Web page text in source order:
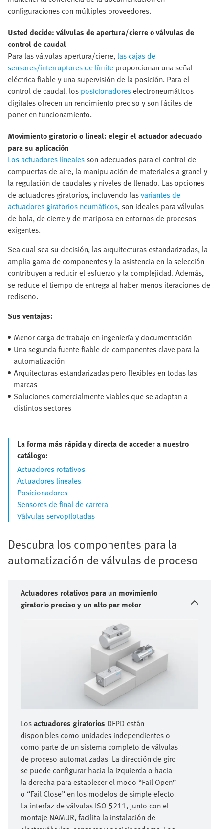
configuraciones con múltiples proveedores.
Usted decide: válvulas de apertura/cierre o válvulas de
control de caudal
Para las válvulas apertura/cierre, las cajas de
sensores/interruptores de límite proporcionan una señal
eléctrica fiable y una supervisión de la posición. Para el
control de caudal, los posicionadoreselectroneumáticos
digitales ofrecen un rendimiento preciso y son fáciles de
poner en funcionamiento.
Movimiento giratorio o lineal: elegir el actuador adecuado
para su aplicación
Los actuadores lineales son adecuados para el control de
compuertas de aire, la manipulación de materiales a granel y
la regulación de caudales y niveles de llenado. Las opciones
de actuadores giratorios, incluyendo lasvariantes de
actuadores giratorios neumáticos, son ideales para válvulas
de bola, de cierre y de mariposa en entornos de procesos
exigentes.
Sea cual sea su decisión, las arquitecturas estandarizadas, la
amplia gama de componentes y la asistencia en la selección
contribuyen a reducir el esfuerzo y la complejidad. Además,
se reduce el tiempo de entrega al haber menos iteraciones de
rediseño.
Sus ventajas:
Menor carga de trabajo en ingeniería y documentación
Una segunda fuente fiable de componentes clave para la
automatización
Arquitecturas estandarizadas pero flexibles en todas las
marcas
Soluciones comercialmente viables que se adaptan a
distintos sectores
La forma más rápida y directa de acceder a nuestro
catálogo:
Actuadores rotativos
Actuadores lineales
Posicionadores
Sensores de final de carrera
Válvulas servopilotadas
Descubra los componentes para la
automatización de válvulas de proceso
Actuadores rotativos para un movimiento
giratorio preciso y un alto par motor
Losactuadores giratorios DFPD están
disponibles como unidades independientes o
como parte de un sistema completo de válvulas
de proceso automatizadas. La dirección de giro
se puede configurar hacia la izquierda o hacia
la derecha para establecer el modo “Fail Open”
o “Fail Close” en los modelos de simple efecto.
La interfaz de válvulas ISO 5211, junto con el
montaje NAMUR, facilita la instalación de